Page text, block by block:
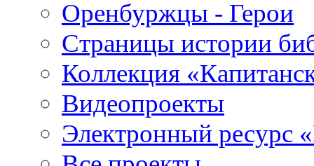
Оренбуржцы - Герои
Страницы истории
Коллекция
Видеопроекты
Электронный ресурс